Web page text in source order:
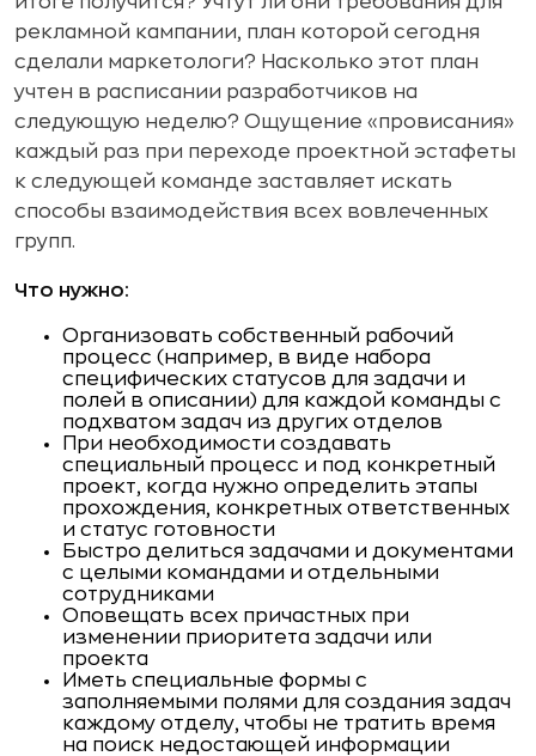
рекламной кампании, план которой сегодня
сделали маркетологи? Насколько этот план
учтен в расписании разработчиков на
следующую неделю? Ощущение «провисания»
каждый раз при переходе проектной эстафеты
к следующей команде заставляет искать
способы взаимодействия всех вовлеченных
групп.
Что нужно:
Организовать собственный рабочий
процесс (например, в виде набора
специфических статусов для задачи и
полей в описании) для каждой команды с
подхватом задач из других отделов
При необходимости создавать
специальный процесс и под конкретный
проект, когда нужно определить этапы
прохождения, конкретных ответственных
и статус готовности
Быстро делиться задачами и документами
с целыми командами и отдельными
сотрудниками
Оповещать всех причастных при
изменении приоритета задачи или
проекта
Иметь специальные формы с
заполняемыми полями для создания задач
каждому отделу, чтобы не тратить время
на поиск недостающей информации